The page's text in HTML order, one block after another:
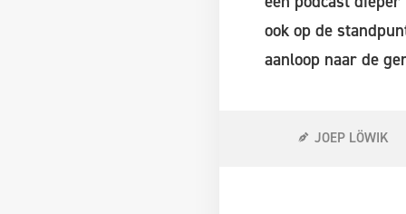
ook op de
aanloop naar de
JOEP LÖWIK